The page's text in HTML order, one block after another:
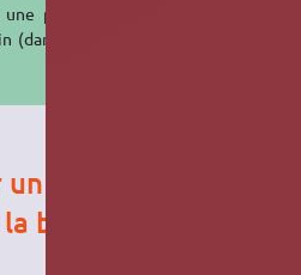
partition
(dans /dev/)
lanceur sur le
barre des tâches